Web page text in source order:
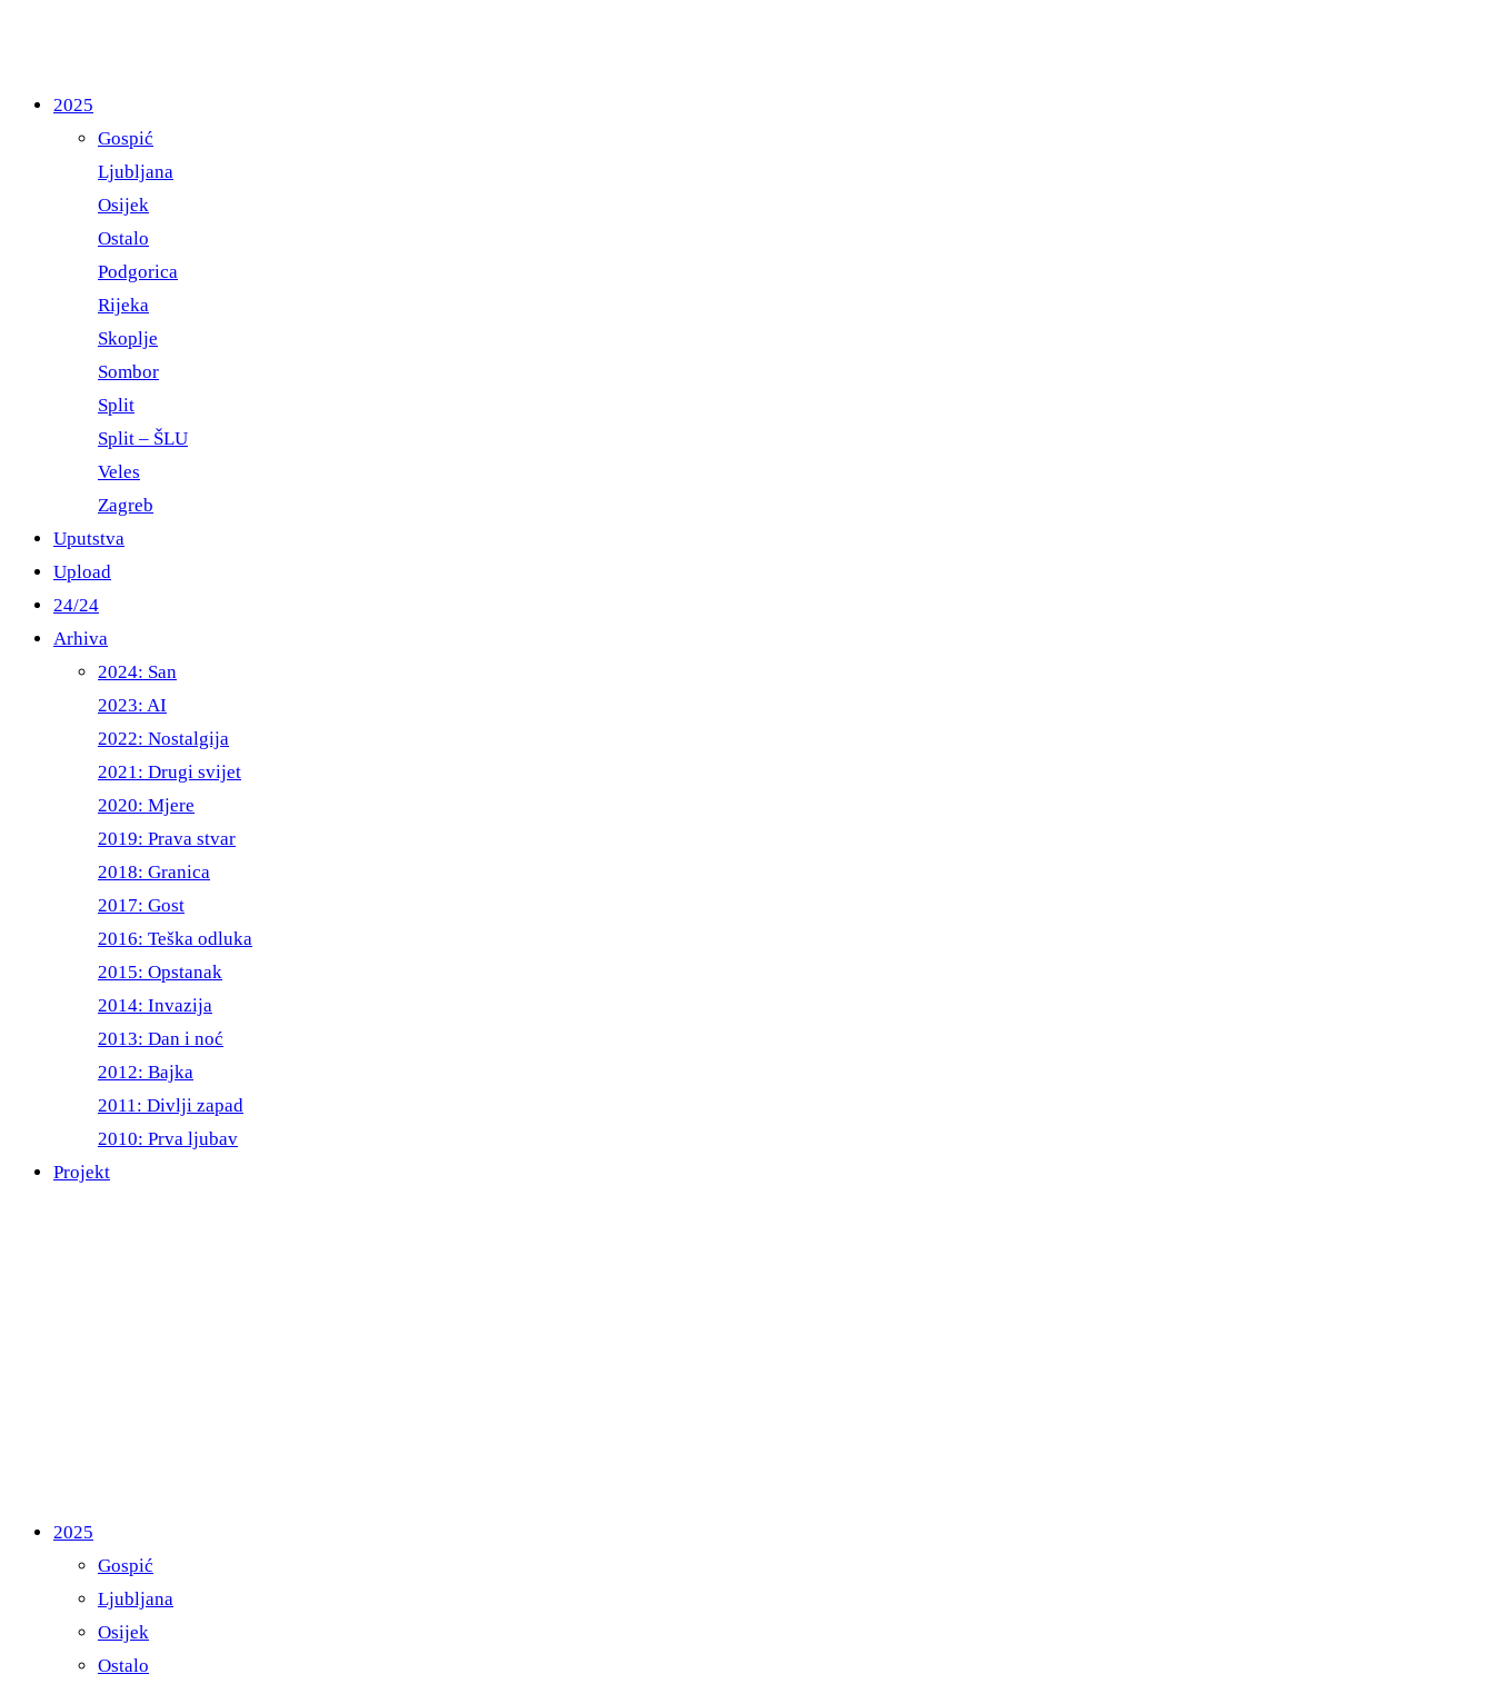
2025
Gospić
Ljubljana
Osijek
Ostalo
Podgorica
Rijeka
Skoplje
Sombor
Split
Split – ŠLU
Veles
Zagreb
Uputstva
Upload
24/24
Arhiva
2024: San
2023: AI
2022: Nostalgija
2021: Drugi svijet
2020: Mjere
2019: Prava stvar
2018: Granica
2017: Gost
2016: Teška odluka
2015: Opstanak
2014: Invazija
2013: Dan i noć
2012: Bajka
2011: Divlji zapad
2010: Prva ljubav
Projekt
2025
Gospić
Ljubljana
Osijek
Ostalo